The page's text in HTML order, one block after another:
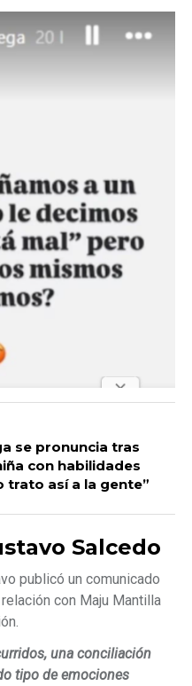
se pronuncia tras
con habilidades
trato así a la gente”
Salcedo
publicó un comunicado
con Maju Mantilla
una conciliación
tipo de emociones